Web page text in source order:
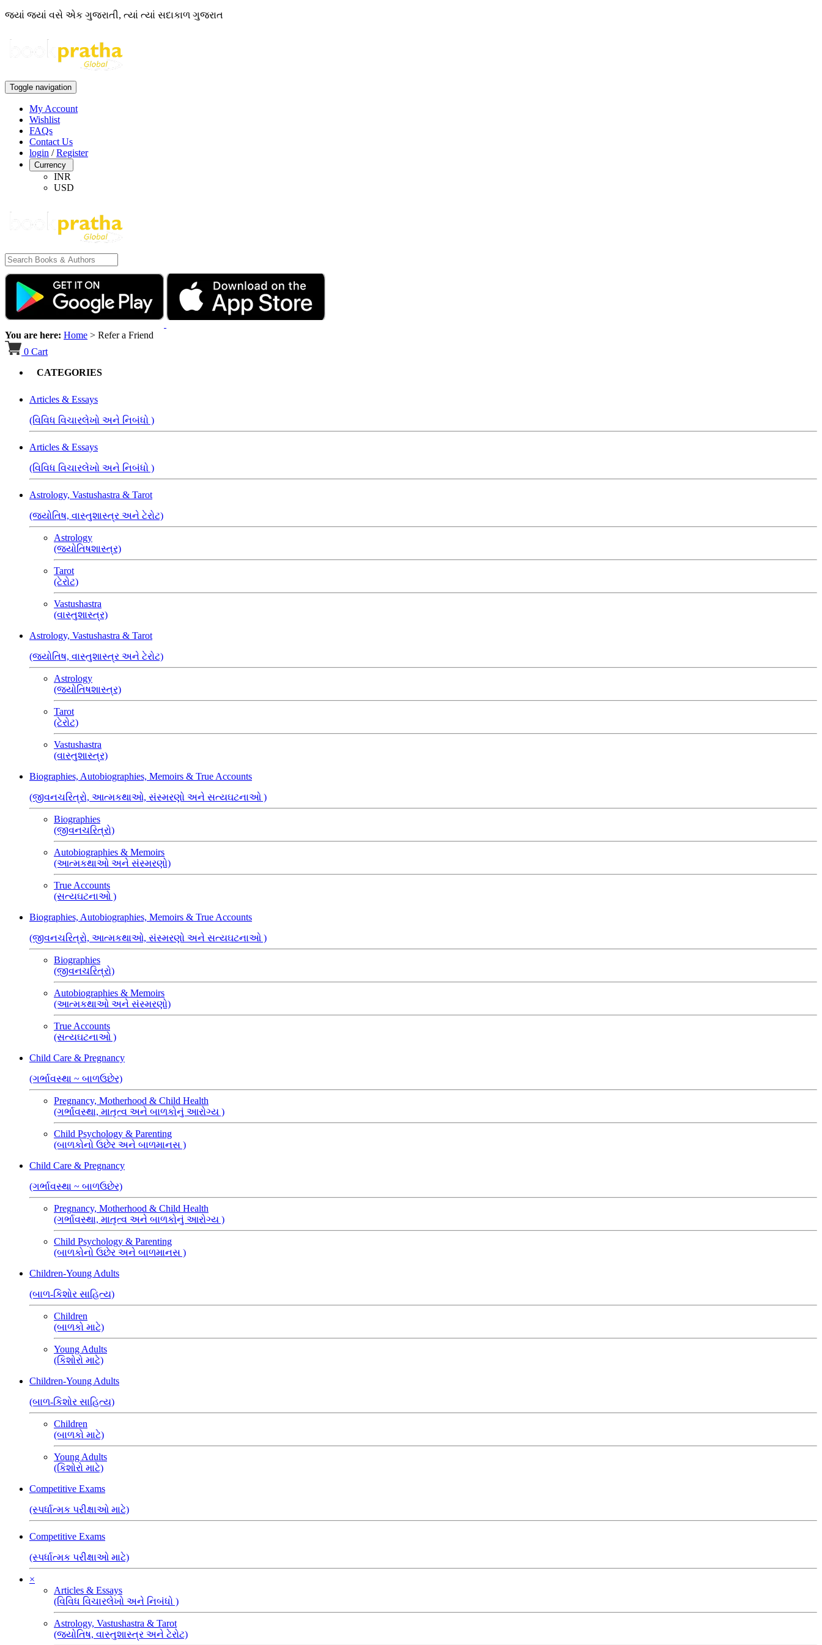
જ્યાં જ્યાં વસે એક ગુજરાતી, ત્યાં ત્યાં સદાકાળ ગુજરાત
Toggle navigation
My Account
Wishlist
FAQs
Contact Us
login /Register
Currency
INR
USD
You are here: Home > Refer a Friend
0 Cart
CATEGORIES
Articles & Essays
(વિવિધ વિચારલેખો અને નિબંધો )
Articles & Essays
(વિવિધ વિચારલેખો અને નિબંધો )
Astrology, Vastushastra & Tarot
(જ્યોતિષ, વાસ્તુશાસ્ત્ર અને ટેરોટ)
Astrology
(જ્યોતિષશાસ્ત્ર)
Tarot
(ટેરોટ)
Vastushastra
(વાસ્તુશાસ્ત્ર)
Astrology, Vastushastra & Tarot
(જ્યોતિષ, વાસ્તુશાસ્ત્ર અને ટેરોટ)
Astrology
(જ્યોતિષશાસ્ત્ર)
Tarot
(ટેરોટ)
Vastushastra
(વાસ્તુશાસ્ત્ર)
Biographies, Autobiographies, Memoirs & True Accounts
(જીવનચરિત્રો, આત્મકથાઓ, સંસ્મરણો અને સત્યઘટનાઓ )
Biographies
(જીવનચરિત્રો)
Autobiographies & Memoirs
(આત્મકથાઓ અને સંસ્મરણો)
True Accounts
(સત્યઘટનાઓ )
Biographies, Autobiographies, Memoirs & True Accounts
(જીવનચરિત્રો, આત્મકથાઓ, સંસ્મરણો અને સત્યઘટનાઓ )
Biographies
(જીવનચરિત્રો)
Autobiographies & Memoirs
(આત્મકથાઓ અને સંસ્મરણો)
True Accounts
(સત્યઘટનાઓ )
Child Care & Pregnancy
(ગર્ભાવસ્થા ~ બાળઉછેર)
Pregnancy, Motherhood & Child Health
(ગર્ભાવસ્થા, માતૃત્વ અને બાળકોનું આરોગ્ય )
Child Psychology & Parenting
(બાળકોનો ઉછેર અને બાળમાનસ )
Child Care & Pregnancy
(ગર્ભાવસ્થા ~ બાળઉછેર)
Pregnancy, Motherhood & Child Health
(ગર્ભાવસ્થા, માતૃત્વ અને બાળકોનું આરોગ્ય )
Child Psychology & Parenting
(બાળકોનો ઉછેર અને બાળમાનસ )
Children-Young Adults
(બાળ-કિશોર સાહિત્ય)
Children
(બાળકો માટે)
Young Adults
(કિશોરો માટે)
Children-Young Adults
(બાળ-કિશોર સાહિત્ય)
Children
(બાળકો માટે)
Young Adults
(કિશોરો માટે)
Competitive Exams
(સ્પર્ધાત્મક પરીક્ષાઓ માટે)
Competitive Exams
(સ્પર્ધાત્મક પરીક્ષાઓ માટે)
×
Articles & Essays
(વિવિધ વિચારલેખો અને નિબંધો )
Astrology, Vastushastra & Tarot
(જ્યોતિષ, વાસ્તુશાસ્ત્ર અને ટેરોટ)